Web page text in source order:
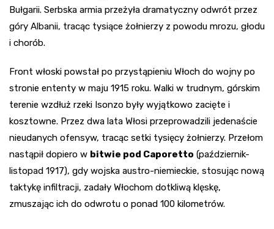
Bułgarii. Serbska armia przeżyła dramatyczny odwrót przez
góry Albanii, tracąc tysiące żołnierzy z powodu mrozu, głodu
i chorób.
Front włoski powstał po przystąpieniu Włoch do wojny po
stronie ententy w maju 1915 roku. Walki w trudnym, górskim
terenie wzdłuż rzeki Isonzo były wyjątkowo zacięte i
kosztowne. Przez dwa lata Włosi przeprowadzili jedenaście
nieudanych ofensyw, tracąc setki tysięcy żołnierzy. Przełom
nastąpił dopiero w bitwie pod Caporetto (październik-
listopad 1917), gdy wojska austro-niemieckie, stosując nową
taktykę infiltracji, zadały Włochom dotkliwą klęskę,
zmuszając ich do odwrotu o ponad 100 kilometrów.